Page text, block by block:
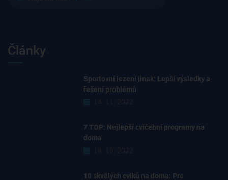
Články
Sportovní lezení jinak: Lepší výsledky a
řešení problémů
7 TOP: Nejlepší cvičební programy na
doma
10 skvělých cviků na doma: Pro